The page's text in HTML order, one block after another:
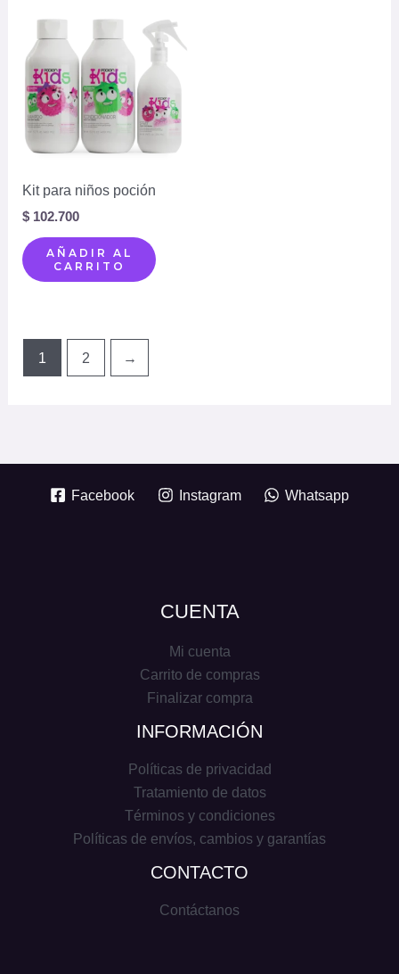
Kit para niños poción
$ 102.700
AÑADIR AL
CARRITO
1 2 →
Facebook Instagram Whatsapp
CUENTA
Mi cuenta
Carrito de compras
Finalizar compra
INFORMACIÓN
Políticas de privacidad
Tratamiento de datos
Términos y condiciones
Políticas de envíos, cambios y garantías
CONTACTO
Contáctanos